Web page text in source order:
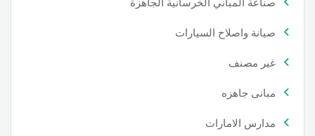
صناعة المباني الخرسانية الجاهزة
صيانة واصلاح السيارات
غير مصنف
مبانى جاهزه
مدارس الامارات